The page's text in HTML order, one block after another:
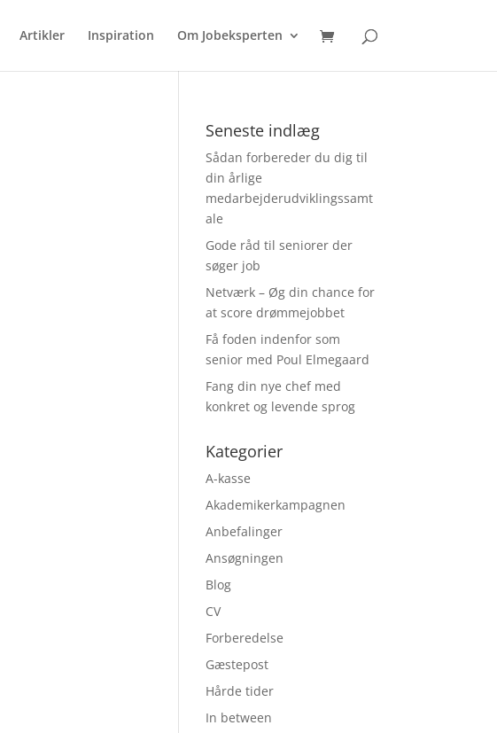
Artikler Inspiration Om Jobeksperten
Seneste indlæg
Sådan forbereder du dig til
din årlige
medarbejderudviklingssamt
ale
Gode råd til seniorer der
søger job
Netværk – Øg din chance for
at score drømmejobbet
Få foden indenfor som
senior med Poul Elmegaard
Fang din nye chef med
konkret og levende sprog
Kategorier
A-kasse
Akademikerkampagnen
Anbefalinger
Ansøgningen
Blog
CV
Forberedelse
Gæstepost
Hårde tider
In between